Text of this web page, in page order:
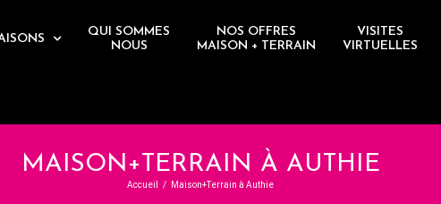
QUI SOMMES
NOUS
NOS OFFRES
MAISON + TERRAIN
VISITES
VIRTUELLES
MAISON+TERRAIN À AUTHIE
Accueil / Maison+Terrain à Authie